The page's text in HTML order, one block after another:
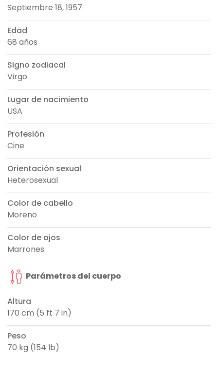
Septiembre 18, 1957
Edad
68 años
Signo zodiacal
Virgo
Lugar de nacimiento
USA
Profesión
Cine
Orientación sexual
Heterosexual
Color de cabello
Moreno
Color de ojos
Marrones
Parámetros del cuerpo
Altura
170 cm (5 ft 7 in)
Peso
70 kg (154 lb)